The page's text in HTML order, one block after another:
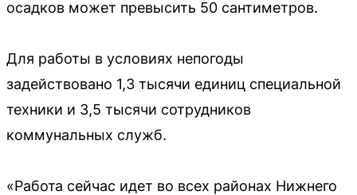
осадков может превысить 50 сантиметров.
Для работы в условиях непогоды
задействовано 1,3 тысячи единиц специальной
техники и 3,5 тысячи сотрудников
коммунальных служб.
«Работа сейчас идет во всех районах Нижнего